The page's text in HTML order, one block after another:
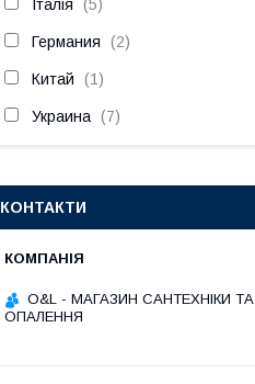
Італія 5
Германия 2
Китай 1
Украина 7
КОНТАКТИ
O&L - МАГАЗИН САНТЕХНІКИ ТА
ОПАЛЕННЯ